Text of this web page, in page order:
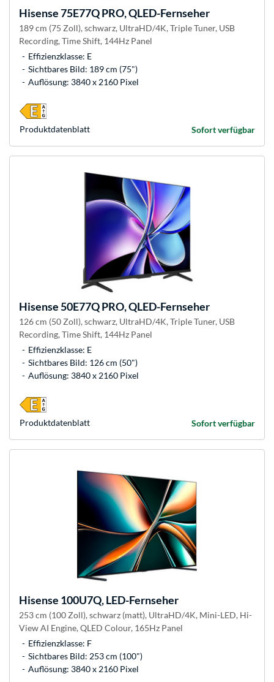
Hisense75E77Q PRO, QLED-Fernseher
189 cm (75 Zoll), schwarz, UltraHD/4K, Triple Tuner, USB
Recording, Time Shift, 144Hz Panel
Effizienzklasse: E
Sichtbares Bild: 189 cm (75")
Auflösung: 3840 x 2160 Pixel
Sofort verfügbar
Produkt­datenblatt
Hisense50E77Q PRO, QLED-Fernseher
126 cm (50 Zoll), schwarz, UltraHD/4K, Triple Tuner, USB
Recording, Time Shift, 144Hz Panel
Effizienzklasse: E
Sichtbares Bild: 126 cm (50")
Auflösung: 3840 x 2160 Pixel
Sofort verfügbar
Produkt­datenblatt
Hisense 100U7Q, LED-Fernseher
253 cm (100 Zoll), schwarz (matt), UltraHD/4K, Mini-LED, Hi-
View AI Engine, QLED Colour, 165Hz Panel
Effizienzklasse: F
Sichtbares Bild: 253 cm (100")
Auflösung: 3840 x 2160 Pixel